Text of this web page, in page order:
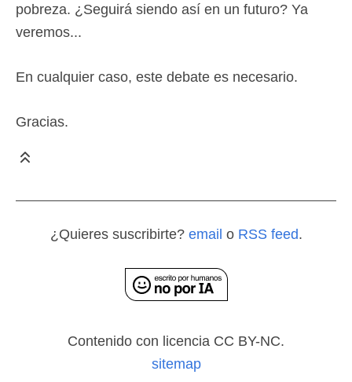
pobreza. ¿Seguirá siendo así en un futuro? Ya
veremos...
En cualquier caso, este debate es necesario.
Gracias.
¿Quieres suscribirte? email o RSS feed.
Contenido con licencia CC BY-NC.
sitemap